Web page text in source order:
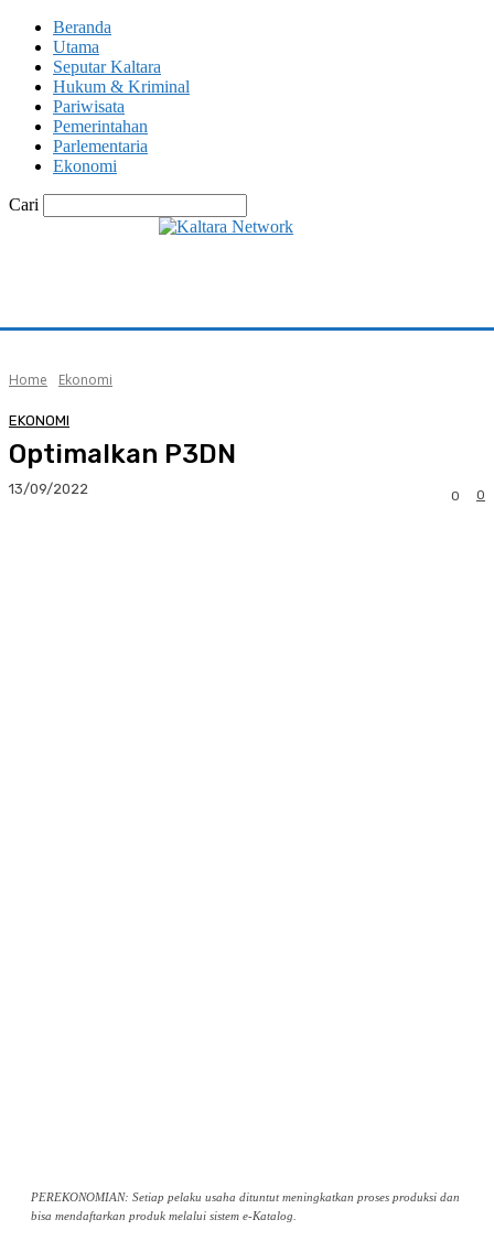
Beranda
Utama
Seputar Kaltara
Hukum & Kriminal
Pariwisata
Pemerintahan
Parlementaria
Ekonomi
Cari
Home Ekonomi
EKONOMI
Optimalkan P3DN
13/09/2022 0
0
PEREKONOMIAN: Setiap pelaku usaha dituntut meningkatkan proses produksi dan
bisa mendaftarkan produk melalui sistem e-Katalog.